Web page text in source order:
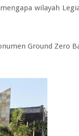
wilayah
Ground Zero